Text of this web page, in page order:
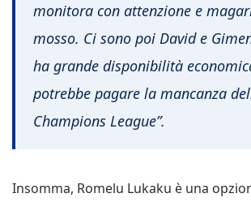
monitora con attenzione e
mosso. Ci sono poi David e
ha grande disponibilità
potrebbe pagare la mancanza
Champions League”.
Insomma, Romelu Lukaku è una